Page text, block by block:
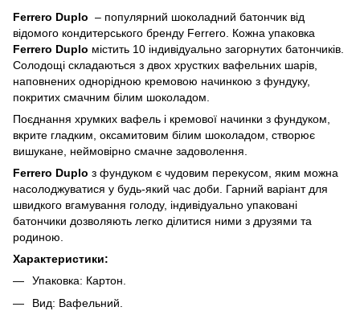
Ferrero Duplo – популярний шоколадний батончик від
відомого кондитерського бренду Ferrero. Кожна упаковка
Ferrero Duplo містить 10 індивідуально загорнутих батончиків.
Солодощі складаються з двох хрустких вафельних шарів,
наповнених однорідною кремовою начинкою з фундуку,
покритих смачним білим шоколадом.
Поєднання хрумких вафель і кремової начинки з фундуком,
вкрите гладким, оксамитовим білим шоколадом, створює
вишукане, неймовірно смачне задоволення.
Ferrero Duplo з фундуком є чудовим перекусом, яким можна
насолоджуватися у будь-який час доби. Гарний варіант для
швидкого вгамування голоду, індивідуально упаковані
батончики дозволяють легко ділитися ними з друзями та
родиною.
Характеристики:
Упаковка: Картон.
Вид: Вафельний.